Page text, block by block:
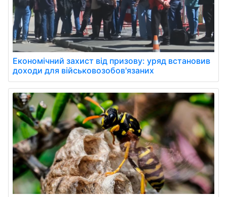
Економічний захист від призову: уряд встановив
доходи для військовозобов'язаних